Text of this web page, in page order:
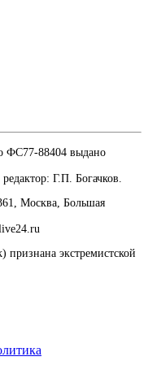
ФС77-88404 выдано
Г.П. Богачков.
Москва, Большая
признана экстремистской